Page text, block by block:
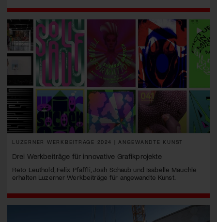
LUZERNER WERKBEITRÄGE 2024 | ANGEWANDTE KUNST
Drei Werkbeiträge für innovative Grafikprojekte
Reto Leuthold, Felix Pfäffli, Josh Schaub und Isabelle Mauchle
erhalten Luzerner Werkbeiträge für angewandte Kunst.